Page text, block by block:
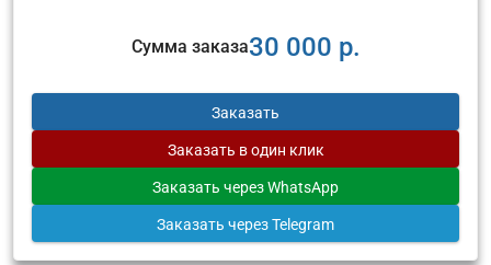
Сумма заказа30 000 р.
Заказать
Заказать в один клик
Заказать через WhatsApp
Заказать через Telegram